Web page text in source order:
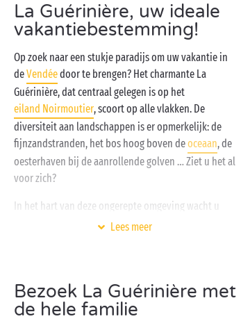
La Guérinière, uw ideale
vakantiebestemming!
Op zoek naar een stukje paradijs om uw vakantie in
deVendéedoor te brengen? Het charmante La
Guérinière, dat centraal gelegen is op het
eiland Noirmoutier, scoort op alle vlakken. De
diversiteit aan landschappen is er opmerkelijk: de
fijnzandstranden, het bos hoog boven deoceaan, de
oesterhaven bij de aanrollende golven … Ziet u het al
voor zich?
In het hart van deze ongerepte omgeving wacht u
een verblijf in het teken van rust en ontspanning.
Sandaya kan het allemaal! Wilt u graag een exotische
toets aan uw verblijf geven? Reserveer een van onze
Lees meer
Bezoek La Guérinière met
de hele familie